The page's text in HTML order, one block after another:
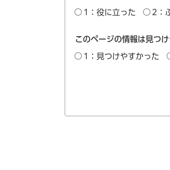
1：役に立った 2：
このページの情報は見つ
1：見つけやすかった